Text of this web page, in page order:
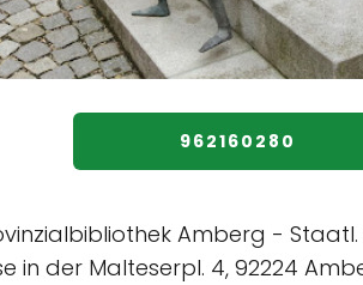
962160280
Amberg -
in der Malteserpl. 4, 92224